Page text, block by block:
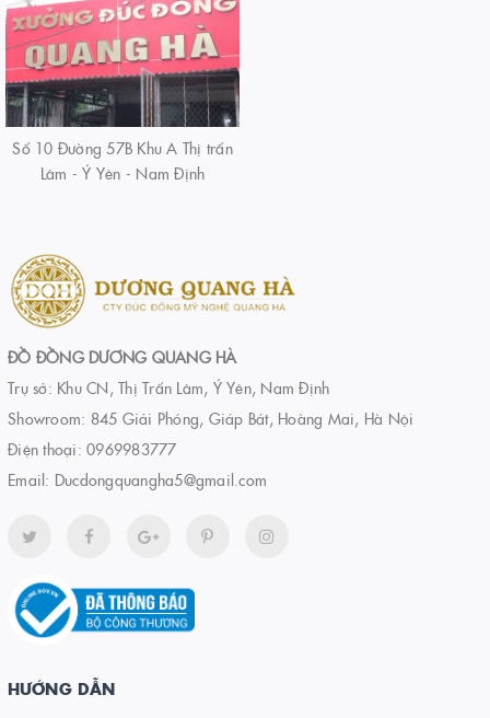
Số 10 Đường 57B Khu A Thị trấn
Lâm - Ý Yên - Nam Định
ĐỒ ĐỒNG DƯƠNG QUANG HÀ
Trụ sở: Khu CN, Thị Trấn Lâm, Ý Yên, Nam Định
Showroom: 845 Giải Phóng, Giáp Bát, Hoàng Mai, Hà Nội
Điện thoại: 0969983777
Email: Ducdongquangha5@gmail.com
HƯỚNG DẪN